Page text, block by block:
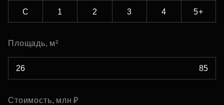
С 1 2 3 4 5+
Площадь, м²
Стоимость, млн ₽